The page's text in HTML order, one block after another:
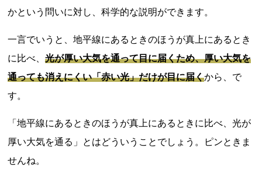
かという問いに対し、科学的な説明ができます。
一言でいうと、地平線にあるときのほうが真上にあるとき
に比べ、光が厚い大気を通って目に届くため、厚い大気を
通っても消えにくい「赤い光」だけが目に届くから、で
す。
「地平線にあるときのほうが真上にあるときに比べ、光が
厚い大気を通る」とはどういうことでしょう。ピンときま
せんね。